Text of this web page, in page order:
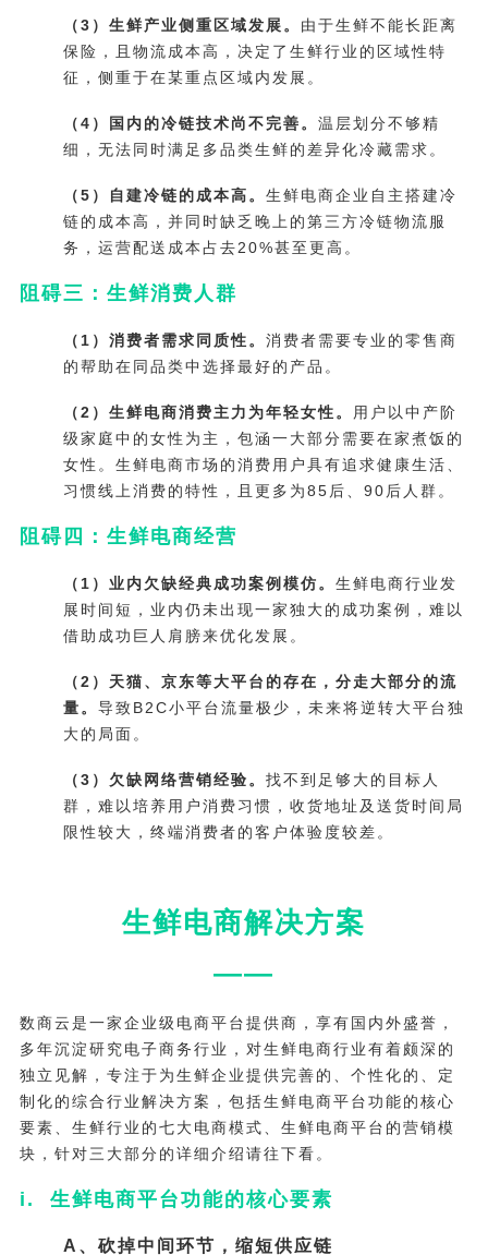
（3）生鲜产业侧重区域发展。 由于生鲜不能长距离
保险，且物流成本高，决定了生鲜行业的区域性特
征，侧重于在某重点区域内发展。
（4）国内的冷链技术尚不完善。 温层划分不够精
细，无法同时满足多品类生鲜的差异化冷藏需求。
（5）自建冷链的成本高。 生鲜电商企业自主搭建冷
链的成本高，并同时缺乏晚上的第三方冷链物流服
务，运营配送成本占去20%甚至更高。
阻碍三：生鲜消费人群
（1）消费者需求同质性。 消费者需要专业的零售商
的帮助在同品类中选择最好的产品。
（2）生鲜电商消费主力为年轻女性。
用户以中产阶
级家庭中的女性为主，包涵一大部分需要在家煮饭的
女性。生鲜电商市场的消费用户具有追求健康生活、
习惯线上消费的特性，且更多为85后、90后人群。
阻碍四：生鲜电商经营
（1）业内欠缺经典成功案例模仿。 生鲜电商行业发
展时间短，业内仍未出现一家独大的成功案例，难以
借助成功巨人肩膀来优化发展。
（2）天猫、京东等大平台的存在，分走大部分的流
量。 导致B2C小平台流量极少，未来将逆转大平台独
大的局面。
（3）欠缺网络营销经验。 找不到足够大的目标人
群，难以培养用户消费习惯，收货地址及送货时间局
限性较大，终端消费者的客户体验度较差。
生鲜电商解决方案
——
数商云是一家企业级电商平台提供商，享有国内外盛誉，
多年沉淀研究电子商务行业，对生鲜电商行业有着颇深的
独立见解，专注于为生鲜企业提供完善的、个性化的、定
制化的综合行业解决方案，包括生鲜电商平台功能的核心
要素、生鲜行业的七大电商模式、生鲜电商平台的营销模
块，针对三大部分的详细介绍请往下看。
i. 生鲜电商平台功能的核心要素
A、砍掉中间环节，缩短供应链